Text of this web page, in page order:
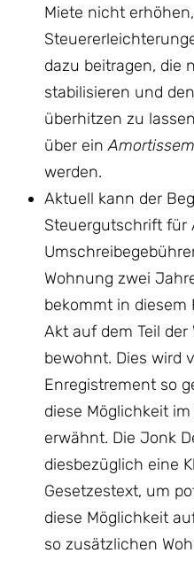
Miete nicht
dazu beitragen, die
stabilisieren und
überhitzen zu
über ein
werden.
Aktuell kann der
Steuergutschrift für
Wohnung zwei
bekommt in diesem
Akt auf dem Teil
bewohnt. Dies wird
Enregistrement so
diese Möglichkeit
erwähnt. Die Jonk
diesbezüglich eine
Gesetzestext, um
diese Möglichkeit
so zusätzlichen